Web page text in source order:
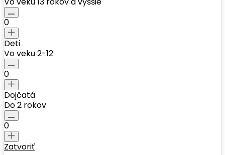
0
Deti
Vo veku 2-12
0
Dojčatá
Do 2 rokov
0
Zatvoriť